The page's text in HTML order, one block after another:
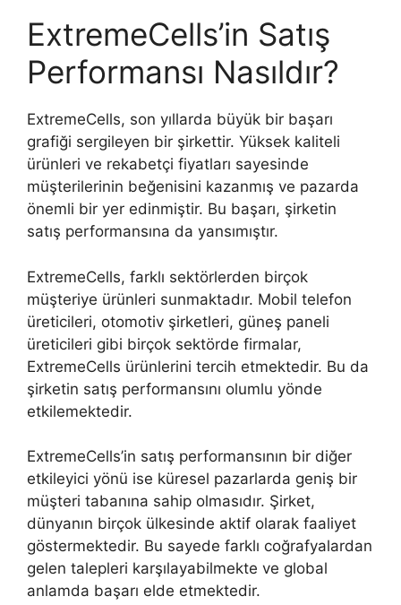
ExtremeCells’in Satış
Performansı Nasıldır?
ExtremeCells, son yıllarda büyük bir başarı
grafiği sergileyen bir şirkettir. Yüksek kaliteli
ürünleri ve rekabetçi fiyatları sayesinde
müşterilerinin beğenisini kazanmış ve pazarda
önemli bir yer edinmiştir. Bu başarı, şirketin
satış performansına da yansımıştır.
ExtremeCells, farklı sektörlerden birçok
müşteriye ürünleri sunmaktadır. Mobil telefon
üreticileri, otomotiv şirketleri, güneş paneli
üreticileri gibi birçok sektörde firmalar,
ExtremeCells ürünlerini tercih etmektedir. Bu da
şirketin satış performansını olumlu yönde
etkilemektedir.
ExtremeCells’in satış performansının bir diğer
etkileyici yönü ise küresel pazarlarda geniş bir
müşteri tabanına sahip olmasıdır. Şirket,
dünyanın birçok ülkesinde aktif olarak faaliyet
göstermektedir. Bu sayede farklı coğrafyalardan
gelen talepleri karşılayabilmekte ve global
anlamda başarı elde etmektedir.